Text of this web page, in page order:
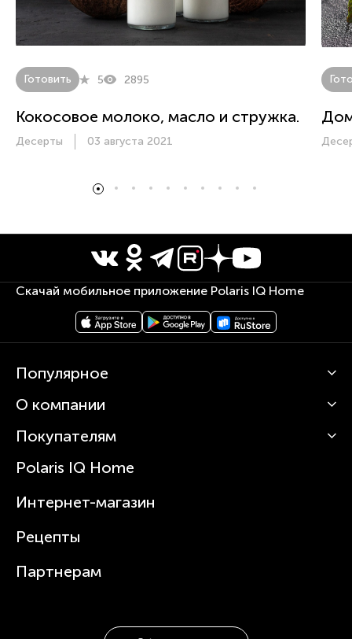
Готовить 5 2895
Кокосовое молоко, масло и стружка.
Десерты 03 августа 2021
Скачай мобильное приложение Polaris IQ Home
Популярное
Кофемашины
Вертикальные пылесосы
Зубные щетки и ирригаторы
Увлажнители
Посуда
О компании
О Polaris
Статьи
Покупателям
Сервисные центры
Где купить
Polaris IQ Home
Интернет-магазин
Рецепты
Партнерам